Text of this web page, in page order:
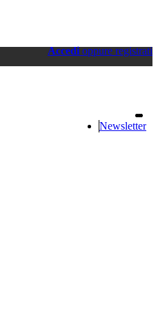
Accedioppure registrati
Newsletter